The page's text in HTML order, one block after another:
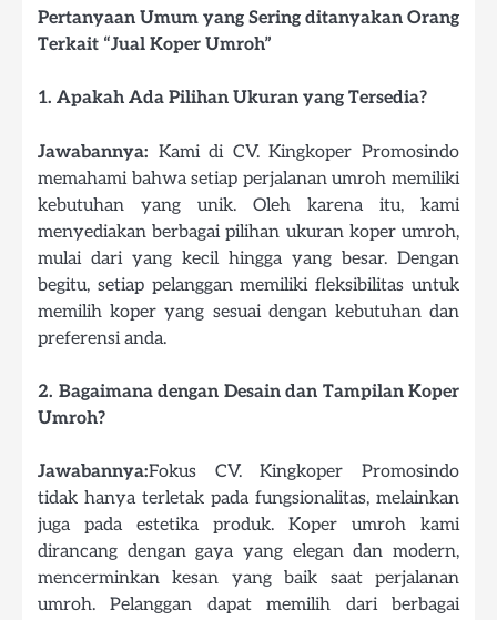
Pertanyaan Umum yang Sering ditanyakan Orang
Terkait “Jual Koper Umroh”
1. Apakah Ada Pilihan Ukuran yang Tersedia?
Jawabannya: Kami di CV. Kingkoper Promosindo
memahami bahwa setiap perjalanan umroh memiliki
kebutuhan yang unik. Oleh karena itu, kami
menyediakan berbagai pilihan ukuran koper umroh,
mulai dari yang kecil hingga yang besar. Dengan
begitu, setiap pelanggan memiliki fleksibilitas untuk
memilih koper yang sesuai dengan kebutuhan dan
preferensi anda.
2. Bagaimana dengan Desain dan Tampilan Koper
Umroh?
Jawabannya:Fokus CV. Kingkoper Promosindo
tidak hanya terletak pada fungsionalitas, melainkan
juga pada estetika produk. Koper umroh kami
dirancang dengan gaya yang elegan dan modern,
mencerminkan kesan yang baik saat perjalanan
umroh. Pelanggan dapat memilih dari berbagai